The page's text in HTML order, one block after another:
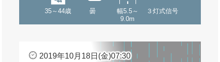
35～44歳 曇
幅5.5～
9.0m
３灯式信号
2019年10月18日(金)07:30